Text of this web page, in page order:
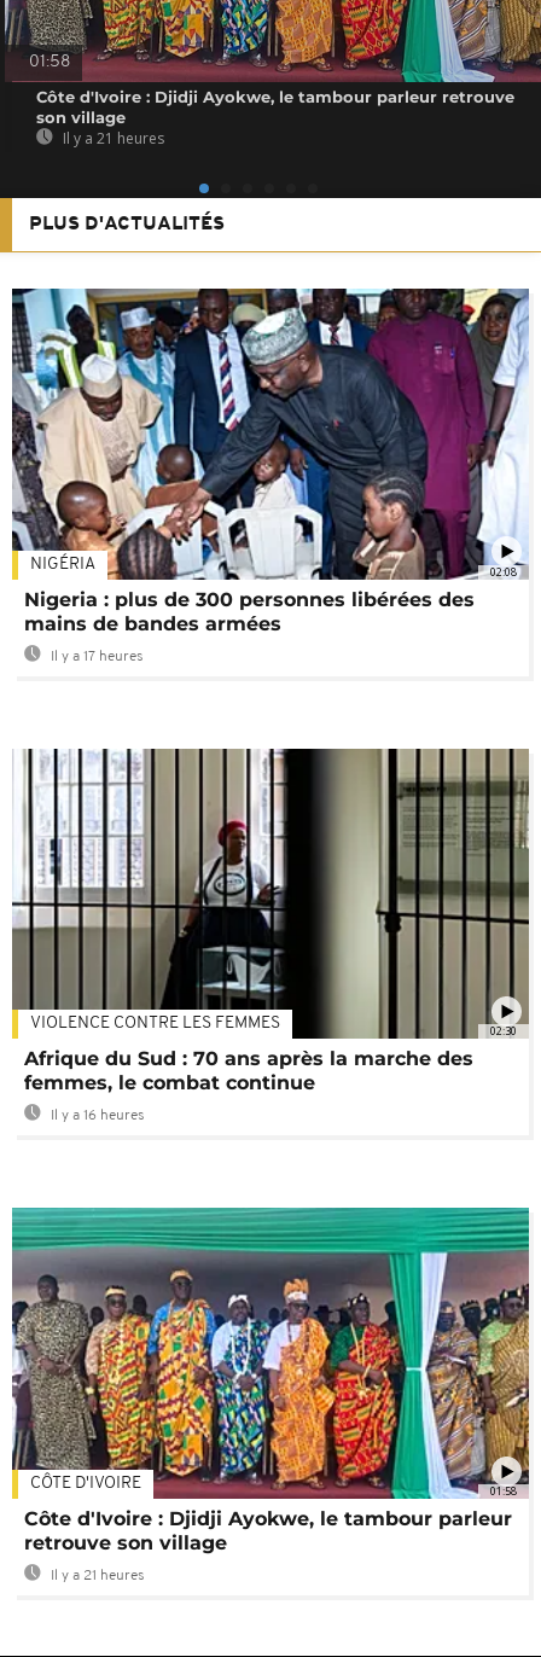
01:58
Côte d'Ivoire : Djidji Ayokwe, le tambour parleur retrouve
son village
Il y a 21 heures
PLUS D'ACTUALITÉS
02:08
NIGÉRIA
Nigeria : plus de 300 personnes libérées des
mains de bandes armées
Il y a 17 heures
02:30
VIOLENCE CONTRE LES FEMMES
Afrique du Sud : 70 ans après la marche des
femmes, le combat continue
Il y a 16 heures
01:58
CÔTE D'IVOIRE
Côte d'Ivoire : Djidji Ayokwe, le tambour parleur
retrouve son village
Il y a 21 heures